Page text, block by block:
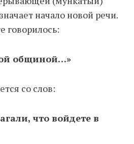
начало новой речи.
говорилось:
общиной…»
со слов:
что войдете в